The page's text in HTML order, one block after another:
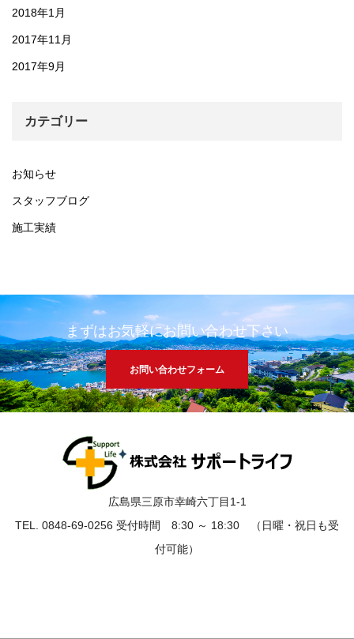
2018年1月
2017年11月
2017年9月
カテゴリー
お知らせ
スタッフブログ
施工実績
まずはお気軽にお問い合わせ下さい
お問い合わせフォーム
広島県三原市幸崎六丁目1-1
TEL. 0848-69-0256 受付時間 8:30 ～ 18:30 （日曜・祝日も受
付可能）